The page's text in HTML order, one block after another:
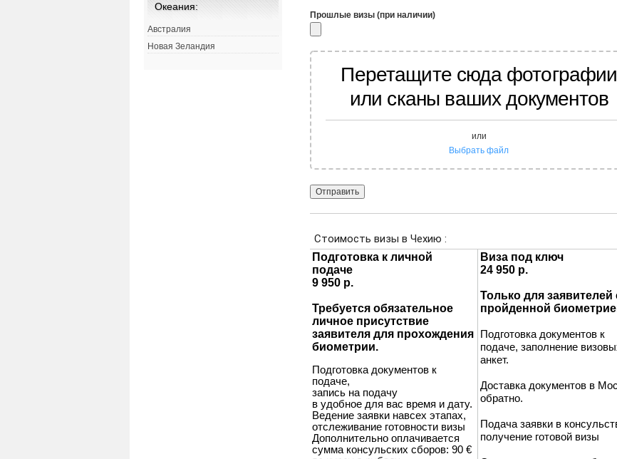
Прошлые визы (при наличии)
Перетащите сюда фотографии
или сканы ваших документов
или
Выбрать файл
Океания:
Австралия
Новая Зеландия